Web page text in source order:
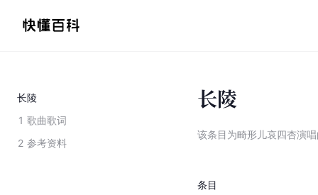
长陵
1 歌曲歌词
2 参考资料
长陵
该条目为畸形儿哀四杏演
条目